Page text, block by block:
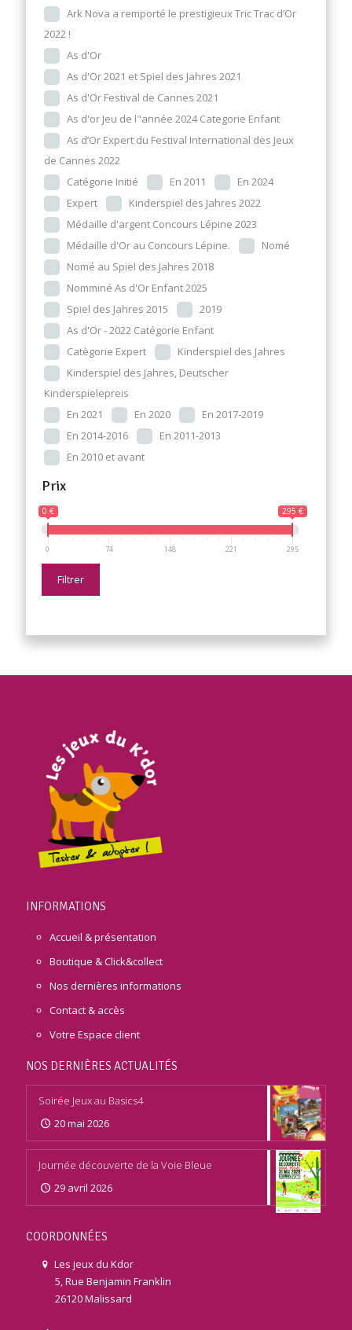
Ark Nova a remporté le prestigieux Tric Trac d’Or
2022 !
As d'Or
As d'Or 2021 et Spiel des Jahres 2021
As d'Or Festival de Cannes 2021
As d'or Jeu de l"année 2024 Categorie Enfant
As d’Or Expert du Festival International des Jeux
de Cannes 2022
Catégorie Initié
En 2011
En 2024
Expert
Kinderspiel des Jahres 2022
Médaille d'argent Concours Lépine 2023
Médaille d'Or au Concours Lépine.
Nomé
Nomé au Spiel des Jahres 2018
Nomminé As d'Or Enfant 2025
Spiel des Jahres 2015
2019
As d'Or - 2022 Catégorie Enfant
Catègorie Expert
Kinderspiel des Jahres
Kinderspiel des Jahres, Deutscher
Kinderspielepreis
En 2021
En 2020
En 2017-2019
En 2014-2016
En 2011-2013
En 2010 et avant
Prix
0 € 295 €
0 74 148 221 295
Filtrer
INFORMATIONS
Accueil & présentation
Boutique & Click&collect
Nos dernières informations
Contact & accès
Votre Espace client
NOS DERNIÈRES ACTUALITÉS
Soirée Jeux au Basics4
20 mai 2026
Journée découverte de la Voie Bleue
29 avril 2026
COORDONNÉES
Les jeux du Kdor
5, Rue Benjamin Franklin
26120 Malissard